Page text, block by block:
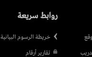
روابط سريعة
خريطة الرسوم البيانية
تقارير أرقام